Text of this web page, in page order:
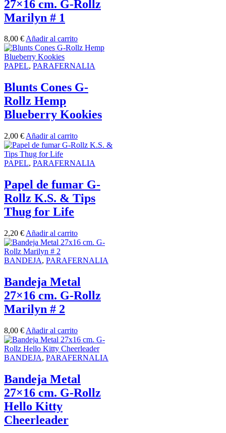
27×16 cm. G-Rollz
Marilyn # 1
8,00 €Añadir al carrito
PAPEL, PARAFERNALIA
Blunts Cones G-
Rollz Hemp
Blueberry Kookies
2,00 € Añadir al carrito
PAPEL, PARAFERNALIA
Papel de fumar G-
Rollz K.S. & Tips
Thug for Life
2,20 € Añadir al carrito
BANDEJA, PARAFERNALIA
Bandeja Metal
27×16 cm. G-Rollz
Marilyn # 2
8,00 € Añadir al carrito
BANDEJA, PARAFERNALIA
Bandeja Metal
27×16 cm. G-Rollz
Hello Kitty
Cheerleader